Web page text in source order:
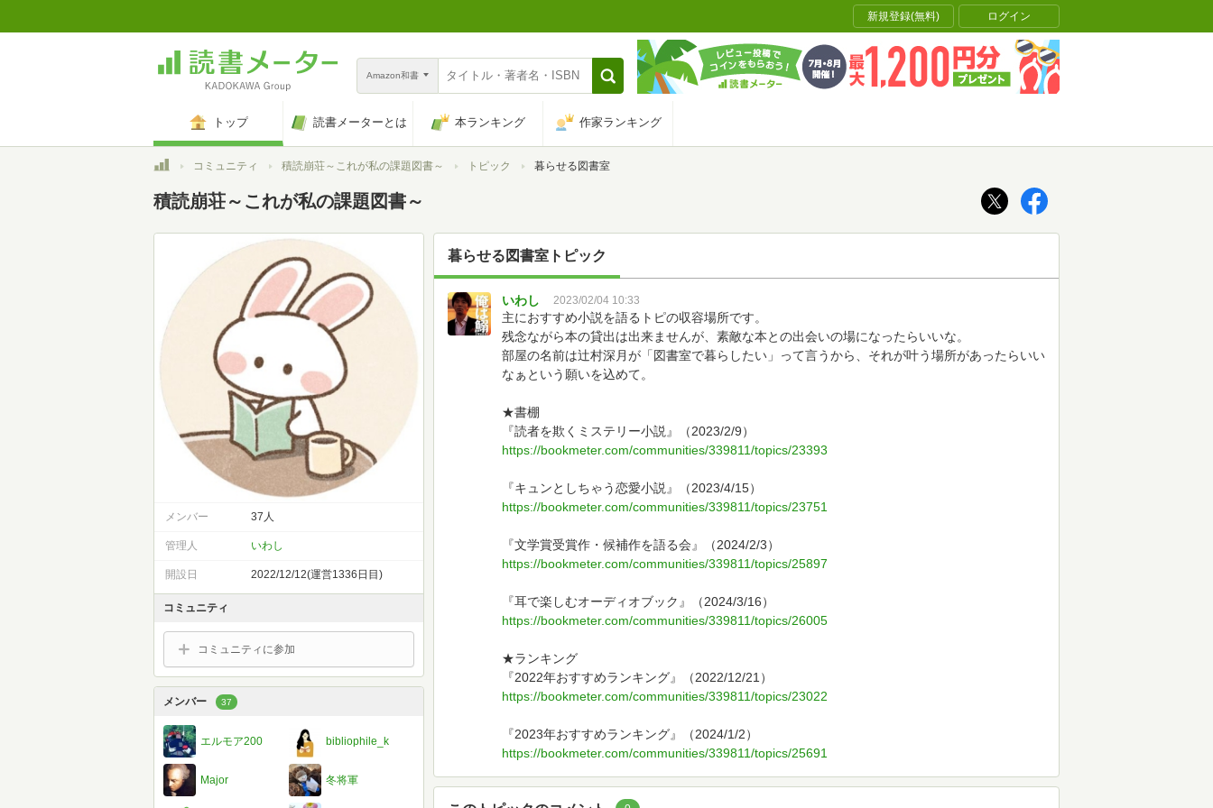
新規登録(無料) ログイン
Amazon和書
トップ 読書メーターとは 本ランキング 作家ランキング
トップコミュニティ 積読崩荘～これが私の課題図書～ トピック 暮らせる図書室
積読崩荘～これが私の課題図書～
暮らせる図書室 トピック
いわし 2023/02/04 10:33
主におすすめ小説を語るトピの収容場所です。
残念ながら本の貸出は出来ませんが、素敵な本との出会いの場になったらいいな。
部屋の名前は辻村深月が「図書室で暮らしたい」って言うから、それが叶う場所があったらいい
なぁという願いを込めて。
★書棚
『読者を欺くミステリー小説』（2023/2/9）
https://bookmeter.com/communities/339811/topics/23393
『キュンとしちゃう恋愛小説』（2023/4/15）
https://bookmeter.com/communities/339811/topics/23751
『文学賞受賞作・候補作を語る会』（2024/2/3）
https://bookmeter.com/communities/339811/topics/25897
『耳で楽しむオーディオブック』（2024/3/16）
https://bookmeter.com/communities/339811/topics/26005
★ランキング
『2022年おすすめランキング』（2022/12/21）
https://bookmeter.com/communities/339811/topics/23022
『2023年おすすめランキング』（2024/1/2）
https://bookmeter.com/communities/339811/topics/25691
メンバー 37人
管理人 いわし
開設日 2022/12/12(運営1336日目)
コミュニティ
コミュニティに参加
メンバー 37
エルモア200 bibliophile_k
Major 冬将軍